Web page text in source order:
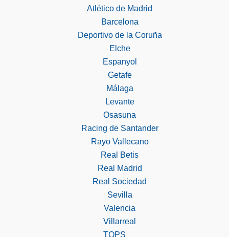
Atlético de Madrid
Barcelona
Deportivo de la Coruña
Elche
Espanyol
Getafe
Málaga
Levante
Osasuna
Racing de Santander
Rayo Vallecano
Real Betis
Real Madrid
Real Sociedad
Sevilla
Valencia
Villarreal
TOPS